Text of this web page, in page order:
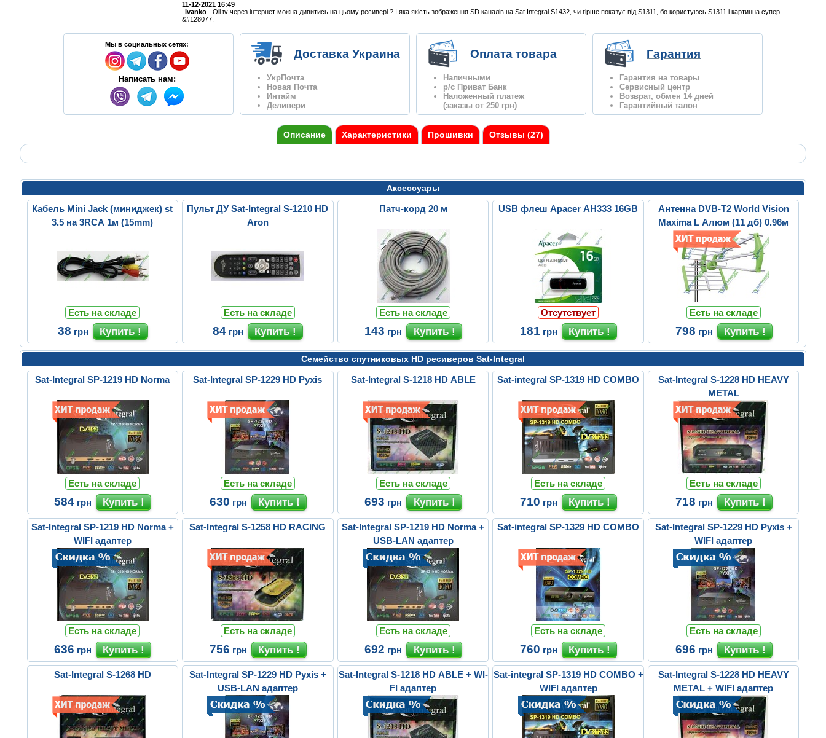
11-12-2021 16:49
Ivanko - Oll tv через інтернет можна дивитись на цьому ресивері ? І яка якість зображення SD каналів на Sat Integral S1432, чи гірше показує від S1311, бо користуюсь S1311 і картинна супер
&#128077;
Мы в социальных сетях:
Написать нам:
Доставка Украина
УкрПочта
Новая Почта
Интайм
Деливери
Оплата товара
Наличными
р/с Приват Банк
Наложенный платеж
(заказы от 250 грн)
Гарантия
Гарантия на товары
Сервисный центр
Возврат, обмен 14 дней
Гарантийный талон
Описание Характеристики Прошивки Отзывы (27)
Аксессуары
Кабель Mini Jack (миниджек) st
3.5 на 3RCA 1м (15mm)
Есть на складе
38 грн
Пульт ДУ Sat-Integral S-1210 HD
Aron
Есть на складе
84 грн
Патч-корд 20 м
Есть на складе
143 грн
USB флеш Apacer AH333 16GB
Отсутствует
181 грн
Антенна DVB-T2 World Vision
Maxima L Алюм (11 дб) 0.96м
Есть на складе
798 грн
Семейство спутниковых HD ресиверов Sat-Integral
Sat-Integral SP-1219 HD Norma
Есть на складе
584 грн
Sat-Integral SP-1229 HD Pyxis
Есть на складе
630 грн
Sat-Integral S-1218 HD ABLE
Есть на складе
693 грн
Sat-integral SP-1319 HD COMBO
Есть на складе
710 грн
Sat-Integral S-1228 HD HEAVY
METAL
Есть на складе
718 грн
Sat-Integral SP-1219 HD Norma +
WIFI адаптер
Есть на складе
636 грн
Sat-Integral S-1258 HD RACING
Есть на складе
756 грн
Sat-Integral SP-1219 HD Norma +
USB-LAN адаптер
Есть на складе
692 грн
Sat-integral SP-1329 HD COMBO
Есть на складе
760 грн
Sat-Integral SP-1229 HD Pyxis +
WIFI адаптер
Есть на складе
696 грн
Sat-Integral S-1268 HD
Sat-Integral SP-1229 HD Pyxis +
USB-LAN адаптер
Sat-Integral S-1218 HD ABLE + WI-
FI адаптер
Sat-integral SP-1319 HD COMBO +
WIFI адаптер
Sat-Integral S-1228 HD HEAVY
METAL + WIFI адаптер